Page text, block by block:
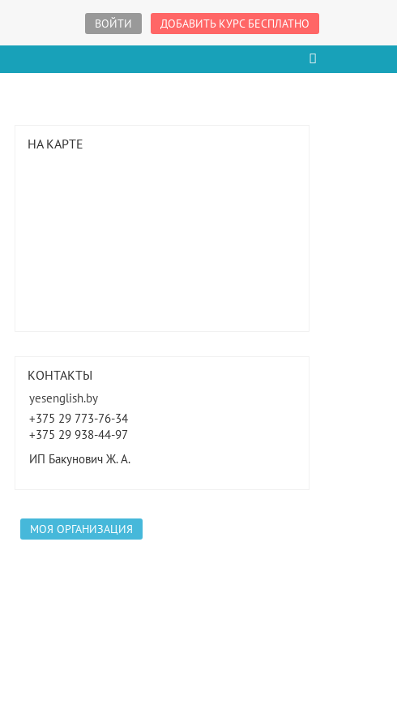
ВОЙТИ ДОБАВИТЬ КУРС БЕСПЛАТНО
НА КАРТЕ
КОНТАКТЫ
yesenglish.by
+375 29 773-76-34
+375 29 938-44-97
ИП Бакунович Ж. А.
МОЯ ОРГАНИЗАЦИЯ